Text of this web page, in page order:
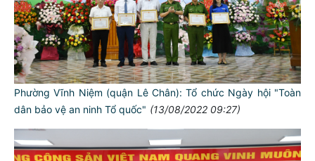
Phường Vĩnh Niệm (quận Lê Chân): Tổ chức Ngày hội "Toàn
dân bảo vệ an ninh Tổ quốc" (13/08/2022 09:27)